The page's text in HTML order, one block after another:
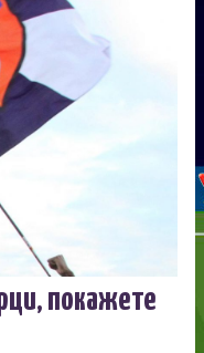
покажете